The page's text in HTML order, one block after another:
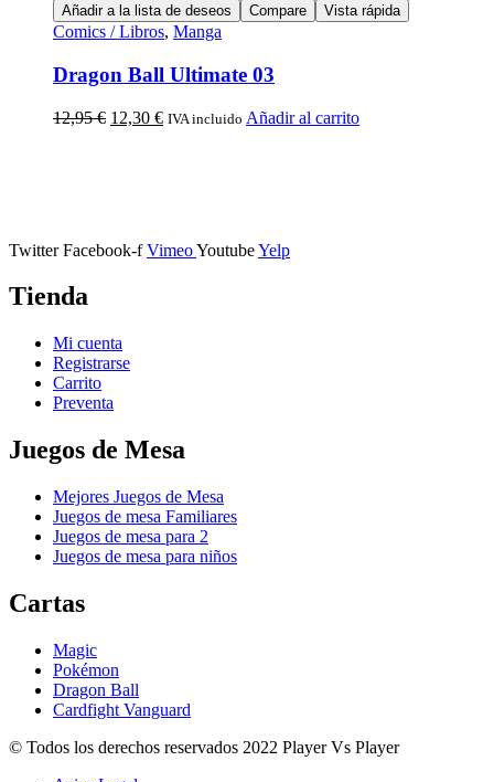
Añadir a la lista de deseos Compare Vista rápida
Comics / Libros, Manga
Dragon Ball Ultimate 03
12,95€ 12,30 € IVA incluido Añadir al carrito
Twitter Facebook-f VimeoYoutubeYelp
Tienda
Mi cuenta
Registrarse
Carrito
Preventa
Juegos de Mesa
Mejores Juegos de Mesa
Juegos de mesa Familiares
Juegos de mesa para 2
Juegos de mesa para niños
Cartas
Magic
Pokémon
Dragon Ball
Cardfight Vanguard
© Todos los derechos reservados 2022 Player Vs Player